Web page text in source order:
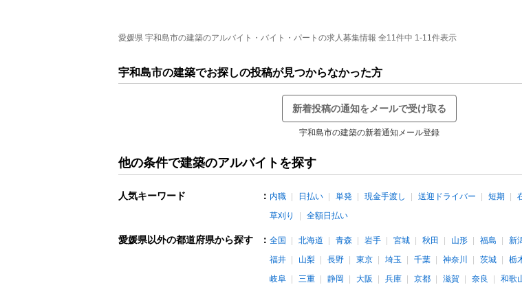
愛媛県 宇和島市の建築のアルバイト・バイト・パートの求人募集情報 全11件中 1-11件表示
宇和島市の建築でお探しの投稿が見つからなかった方
新着投稿の通知をメールで受け取る
宇和島市の建築の新着通知メール登録
他の条件で建築のアルバイトを探す
人気キーワード ： 内職 日払い 単発 現金手渡し 送迎ドライバー 短期
草刈り
全額日払い
愛媛県以外の都道府県から探す ： 全国 北海道 青森 岩手 宮城 秋田 山形 福島 新
福井
山梨 長野 東京 埼玉 千葉 神奈川 茨城 栃
岐阜
三重 静岡 大阪 兵庫 京都 滋賀 奈良 和歌